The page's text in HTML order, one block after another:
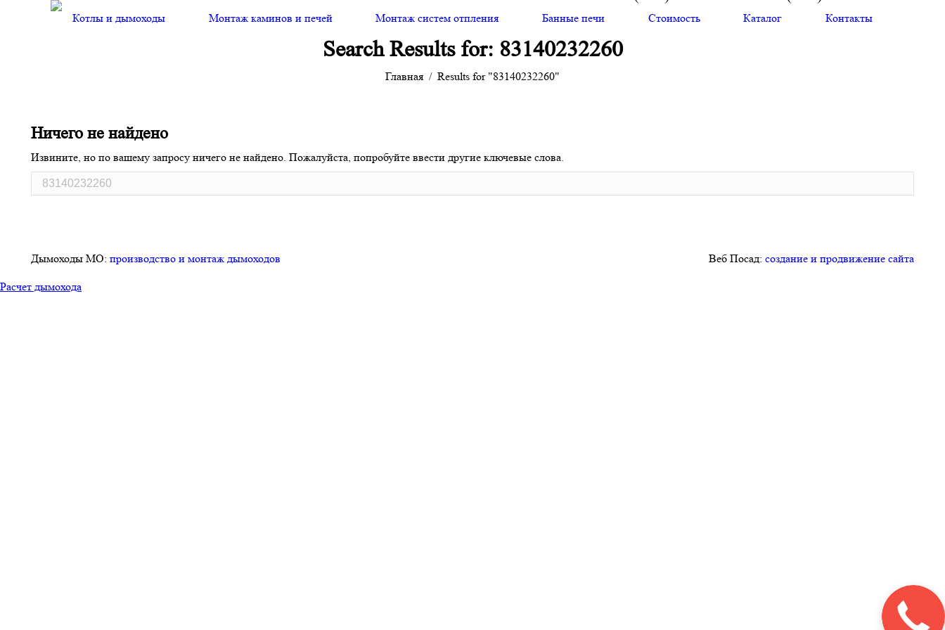
Котлы и дымоходы Монтаж каминов и печей Монтаж систем отпления Банные печи Стоимость Каталог Контакты
Search Results for: 83140232260
Главная Results for "83140232260"
Ничего не найдено
Извините, но по вашему запросу ничего не найдено. Пожалуйста, попробуйте ввести другие ключевые слова.
Дымоходы МО: производство и монтаж дымоходов Веб Посад: создание и продвижение сайта
Расчет дымохода